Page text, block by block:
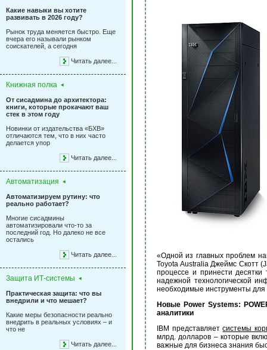
Какие навыки вы хотите
развивать в 2026 году?
Рынок труда меняется быстро. Еще
вчера его называли рынком
соискателей, а сегодня
Читать далее...
Книжная полка
От сисадмина до архитектора:
книги, которые прокачают ваш
стек в этом году
Новинки от издательства «БХВ»
отличаются тем, что в них часто
делается упор
Читать далее...
Автоматизация
Автоматизируем рутину: что
реально работает?
Многие сисадмины
автоматизировали что-то за
последний год. Но далеко не все
остались
Читать далее...
Защита ИТ-системы
Практическая защита: что вы
внедрили и что мешает?
Какие меры безопасности реально
внедрить в реальных условиях – и
что не
Читать далее...
«Одной из главных проблем
Toyota Australia Джеймс Скотт
процессе и принести
надежной технологической
необходимые инструменты для
Новые Power Systems:
аналитики
IBM представляетсистемы
млрд. долларов – которые
важные для бизнеса знания